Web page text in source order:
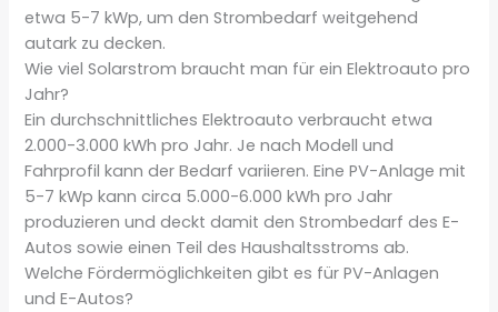
etwa 5-7 kWp, um den Strombedarf weitgehend
autark zu decken.
Wie viel Solarstrom braucht man für ein Elektroauto pro
Jahr?
Ein durchschnittliches Elektroauto verbraucht etwa
2.000-3.000 kWh pro Jahr. Je nach Modell und
Fahrprofil kann der Bedarf variieren. Eine PV-Anlage mit
5-7 kWp kann circa 5.000-6.000 kWh pro Jahr
produzieren und deckt damit den Strombedarf des E-
Autos sowie einen Teil des Haushaltsstroms ab.
Welche Fördermöglichkeiten gibt es für PV-Anlagen
und E-Autos?